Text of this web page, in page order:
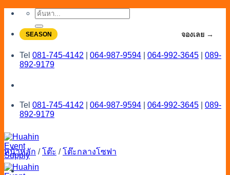
Skip
content
ค้นหา:
SEASON จองเลย →
Tel 081-745-4142 064-987-9594 064-992-3645
089-
892-9179
Tel 081-745-4142 064-987-9594 064-992-3645
089-
892-9179
หน้าหลัก / โต๊ะ / โต๊ะกลางโซฟา